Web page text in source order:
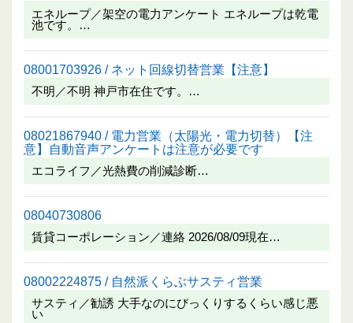
エネループ／架空の電力アンケート エネループは乾電
池です。…
08001703926 / ネット回線切替営業【注意】
不明／不明 神戸市在住です。…
08021867940 / 電力営業（太陽光・電力切替）【注
意】自動音声アンケートは注意が必要です
エコライフ／光熱費の削減診断…
08040730806
賃貸コーポレーション／連絡 2026/08/09現在…
08002224875 / 自然派くらぶサスティ営業
サスティ／勧誘 大手なのにびっくりするくらい感じ悪
い